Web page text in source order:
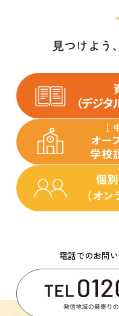
電話でのお問